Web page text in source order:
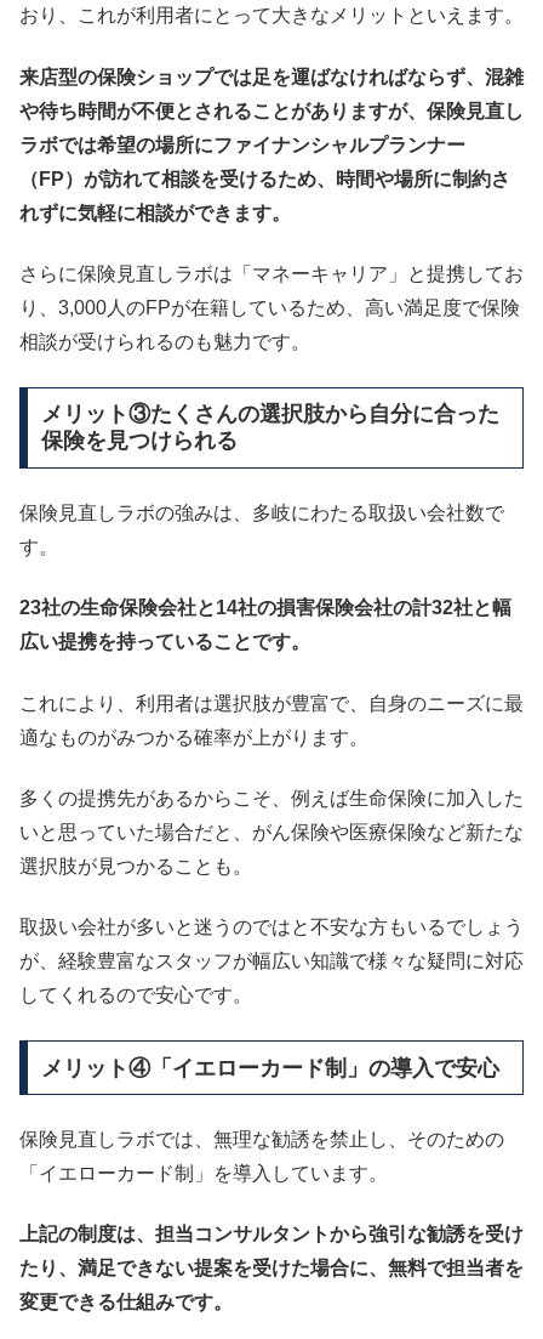
おり、これが利用者にとって大きなメリットといえます。
来店型の保険ショップでは足を運ばなければならず、混雑
や待ち時間が不便とされることがありますが、保険見直し
ラボでは希望の場所にファイナンシャルプランナー
（FP）が訪れて相談を受けるため、時間や場所に制約さ
れずに気軽に相談ができます。
さらに保険見直しラボは「マネーキャリア」と提携してお
り、3,000人のFPが在籍しているため、高い満足度で保険
相談が受けられるのも魅力です。
メリット③たくさんの選択肢から自分に合った
保険を見つけられる
保険見直しラボの強みは、多岐にわたる取扱い会社数で
す。
23社の生命保険会社と14社の損害保険会社の計32社と幅
広い提携を持っていることです。
これにより、利用者は選択肢が豊富で、自身のニーズに最
適なものがみつかる確率が上がります。
多くの提携先があるからこそ、例えば生命保険に加入した
いと思っていた場合だと、がん保険や医療保険など新たな
選択肢が見つかることも。
取扱い会社が多いと迷うのではと不安な方もいるでしょう
が、経験豊富なスタッフが幅広い知識で様々な疑問に対応
してくれるので安心です。
メリット④「イエローカード制」の導入で安心
保険見直しラボでは、無理な勧誘を禁止し、そのための
「イエローカード制」を導入しています。
上記の制度は、担当コンサルタントから強引な勧誘を受け
たり、満足できない提案を受けた場合に、無料で担当者を
変更できる仕組みです。